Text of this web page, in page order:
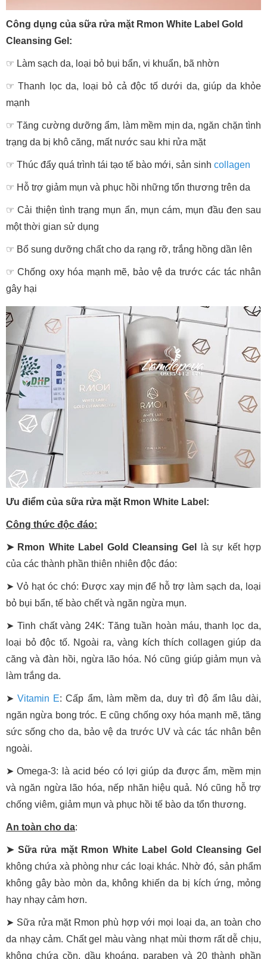
Công dụng của sữa rửa mặt Rmon White Label Gold
Cleansing Gel:
☞ Làm sạch da, loại bỏ bụi bẩn, vi khuẩn, bã nhờn
☞Thanh lọc da, loại bỏ cả độc tố dưới da, giúp da khỏe
mạnh
☞Tăng cường dưỡng ẩm, làm mềm mịn da, ngăn chặn tình
trạng da bị khô căng, mất nước sau khi rửa mặt
☞ Thúc đẩy quá trình tái tạo tế bào mới, sản sinh collagen
☞ Hỗ trợ giảm mụn và phục hồi những tổn thương trên da
☞Cải thiện tình trạng mụn ẩn, mụn cám, mụn đầu đen sau
một thời gian sử dụng
☞ Bổ sung dưỡng chất cho da rạng rỡ, trắng hồng dần lên
☞Chống oxy hóa mạnh mẽ, bảo vệ da trước các tác nhân
gây hại
Ưu điểm của sữa rửa mặt Rmon White Label:
Công thức độc đáo:
➤ Rmon White Label Gold Cleansing Gel
là sự kết hợp
của các thành phần thiên nhiên độc đáo:
➤ Vỏ hạt óc chó: Được xay mịn để hỗ trợ làm sạch da, loại
bỏ bụi bẩn, tế bào chết và ngăn ngừa mụn.
➤ Tinh chất vàng 24K: Tăng tuần hoàn máu, thanh lọc da,
loại bỏ độc tố. Ngoài ra, vàng kích thích collagen giúp da
căng và đàn hồi, ngừa lão hóa. Nó cũng giúp giảm mụn và
làm trắng da.
➤Vitamin E: Cấp ẩm, làm mềm da, duy trì độ ẩm lâu dài,
ngăn ngừa bong tróc. E cũng chống oxy hóa mạnh mẽ, tăng
sức sống cho da, bảo vệ da trước UV và các tác nhân bên
ngoài.
➤ Omega-3: là acid béo có lợi giúp da được ẩm, mềm mịn
và ngăn ngừa lão hóa, nếp nhăn hiệu quả. Nó cũng hỗ trợ
chống viêm, giảm mụn và phục hồi tế bào da tổn thương.
An toàn cho da:
➤ Sữa rửa mặt Rmon White Label Gold Cleansing Gel
không chứa xà phòng như các loại khác. Nhờ đó, sản phẩm
không gây bào mòn da, không khiến da bị kích ứng, mỏng
hay nhạy cảm hơn.
➤ Sữa rửa mặt Rmon phù hợp với mọi loại da, an toàn cho
da nhạy cảm. Chất gel màu vàng nhạt mùi thơm rất dễ chịu,
không chứa cồn, dầu khoáng, paraben và 20 thành phần